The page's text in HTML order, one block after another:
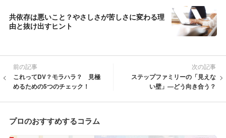
共依存は悪いこと？やさしさが苦しさに変わる理
由と抜け出すヒント
前の記事
これってDV？モラハラ？ 見極
めるための5つのチェック！
次の記事
ステップファミリーの「見えな
い壁」―どう向き合う？
プロのおすすめするコラム